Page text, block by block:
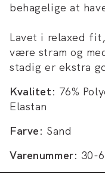
behagelige at
Lavet i relaxed
være stram og
stadig er ekstra
Kvalitet: 76%
Elastan
Farve: Sand
Varenummer: 30-